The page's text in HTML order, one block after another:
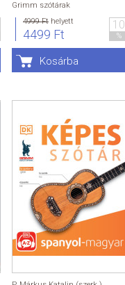
Grimm szótárak
4999 Ft helyett
4499 Ft
10
%
Kosárba